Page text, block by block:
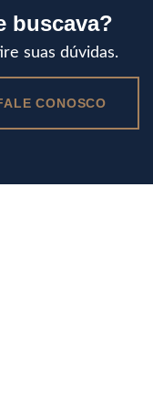
buscava?
suas dúvidas.
CONOSCO